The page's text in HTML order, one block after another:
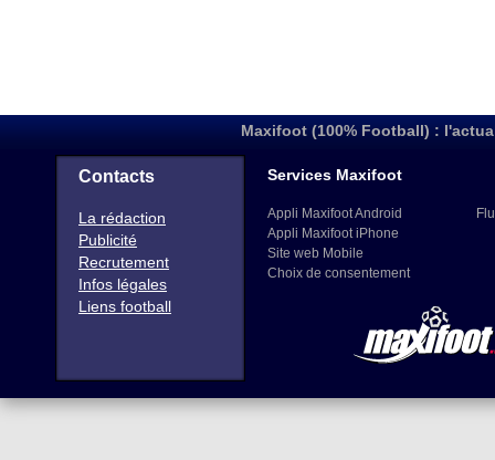
Maxifoot (100% Football) :
Contacts
La rédaction
Publicité
Recrutement
Infos légales
Liens football
Services Maxifoot
Appli Maxifoot Android
Appli Maxifoot iPhone
Site web Mobile
Choix de consentement